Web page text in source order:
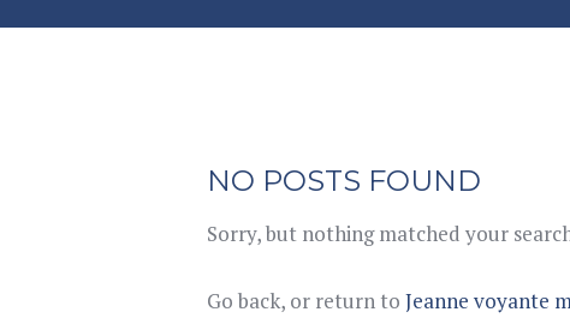
NO POSTS FOUND
Sorry, but nothing matched your
Go back, or return to Jeanne voyante